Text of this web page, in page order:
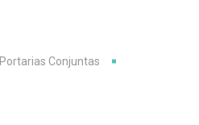
Portarias Conjuntas